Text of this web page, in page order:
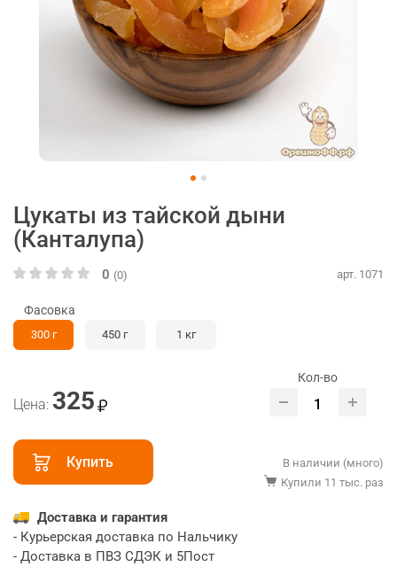
Цукаты из тайской дыни
(Канталупа)
0 (0) арт. 1071
Фасовка
300 г 450 г 1 кг
Цена: 325
Кол-во
Купить
В наличии (много)
Купили 11 тыс. раз
Доставка и гарантия
- Курьерская доставка по Нальчику
- Доставка в ПВЗ СДЭК и 5Пост